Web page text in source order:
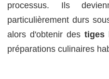
processus. Ils
particulièrement durs
alors d'obtenir des tiges
préparations culinaires